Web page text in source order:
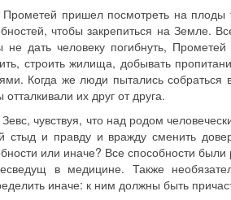
Прометей пришел посмотреть на плоды
чтобы закрепиться на Земле.
не дать человеку погибнуть,
строить жилища, добывать
Когда же люди пытались
отталкивали их друг от друга.
Зевс, чувствуя, что над родом
стыд и правду и вражду сменить
или иначе? Все способности
в медицине. Также
иначе: к ним должны быть